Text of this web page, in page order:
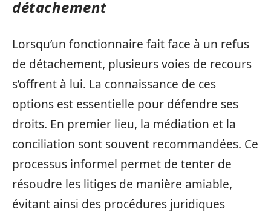
détachement
Lorsqu’un fonctionnaire fait face à un refus
de détachement, plusieurs voies de recours
s’offrent à lui. La connaissance de ces
options est essentielle pour défendre ses
droits. En premier lieu, la médiation et la
conciliation sont souvent recommandées. Ce
processus informel permet de tenter de
résoudre les litiges de manière amiable,
évitant ainsi des procédures juridiques